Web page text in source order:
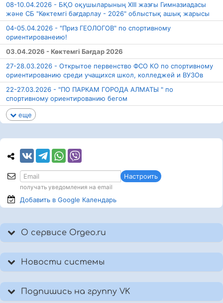
08-10.04.2026 - БҚО оқушыларының XIII жазғы Гимназиадасы
және СБ "Көктемгі бағдарлау - 2026" облыстық ашық жарысы
04-05.04.2026 - "Приз ГЕОЛОГОВ" по спортивному
ориентированеию!
03.04.2026 - Көктемгі Бағдар 2026
27-28.03.2026 - Открытое первенство ФСО КО по спортивному
ориентированию среди учащихся школ, колледжей и ВУЗОв
22-27.03.2026 - "ПО ПАРКАМ ГОРОДА АЛМАТЫ " по
спортивному ориентированию бегом
еще
Настроить
получать уведомления на email
Добавить в Google Календарь
О сервисе Orgeo.ru
Новости системы
Подпишись на группу VK